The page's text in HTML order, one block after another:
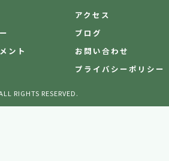
ント
アクセス
ブログ
お問い合わせ
プライバシーポリシー
RIGHTS RESERVED.